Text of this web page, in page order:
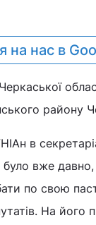
на нас в
району
в
було вже
по свою
На його